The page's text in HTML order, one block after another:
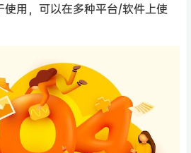
用，可以在多种平台/软件上使